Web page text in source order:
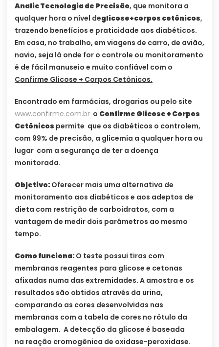
Analic Tecnologia de Precisão, que monitora a
qualquer hora o nível deglicose+corpos cetônicos,
trazendo benefícios e praticidade aos diabéticos.
Em casa, no trabalho, em viagens de carro, de avião,
navio, seja lá onde for o controle ou monitoramento
é de fácil manuseio e muito confiável com o
Confirme Glicose + Corpos Cetônicos.
Encontrado em farmácias, drogarias ou pelo site
www.confirme.com.br o Confirme Glicose + Corpos
Cetônicos permite que os diabéticos o controlem,
com 99% de precisão, a glicemia a qualquer hora ou
lugar com a segurança de ter a doença
monitorada.
Objetivo: Oferecer mais uma alternativa de
monitoramento aos diabéticos e aos adeptos de
dieta com restrição de carboidratos, com a
vantagem de medir dois parâmetros ao mesmo
tempo.
Como funciona: O teste possui tiras com
membranas reagentes para glicose e cetonas
afixadas numa das extremidades. A amostra e os
resultados são obtidos através da urina,
comparando as cores desenvolvidas nas
membranas com a tabela de cores no rótulo da
embalagem. A detecção da glicose é baseada
na reação cromogênica de oxidase-peroxidase.